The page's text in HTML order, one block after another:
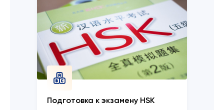
Подготовка к экзамену HSK